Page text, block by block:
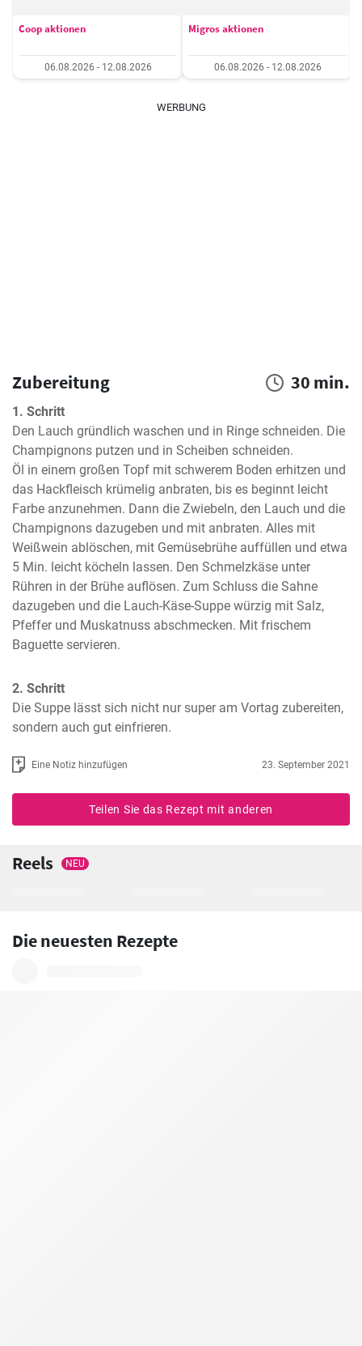
Coop aktionen
06.08.2026 - 12.08.2026
Migros aktionen
06.08.2026 - 12.08.2026
WERBUNG
Zubereitung 30 min.
1. Schritt
Den Lauch gründlich waschen und in Ringe schneiden. Die
Champignons putzen und in Scheiben schneiden.
Öl in einem großen Topf mit schwerem Boden erhitzen und
das Hackfleisch krümelig anbraten, bis es beginnt leicht
Farbe anzunehmen. Dann die Zwiebeln, den Lauch und die
Champignons dazugeben und mit anbraten. Alles mit
Weißwein ablöschen, mit Gemüsebrühe auffüllen und etwa
5 Min. leicht köcheln lassen. Den Schmelzkäse unter
Rühren in der Brühe auflösen. Zum Schluss die Sahne
dazugeben und die Lauch-Käse-Suppe würzig mit Salz,
Pfeffer und Muskatnuss abschmecken. Mit frischem
Baguette servieren.
2. Schritt
Die Suppe lässt sich nicht nur super am Vortag zubereiten,
sondern auch gut einfrieren.
Eine Notiz hinzufügen 23. September 2021
Teilen Sie das Rezept mit anderen
Reels NEU
Die neuesten Rezepte